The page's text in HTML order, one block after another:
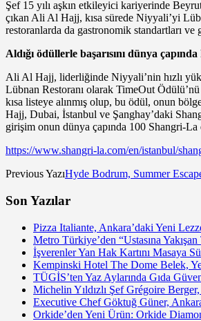
Şef 15 yılı aşkın etkileyici kariyerinde
çıkan Ali Al Hajj, kısa sürede Niyyali’yi
restoranlarda da gastronomik standartları
Aldığı ödüllerle başarısını dünya çapında
Ali Al Hajj, liderliğinde Niyyali’nin hızlı
Lübnan Restoranı olarak TimeOut
kısa listeye alınmış olup, bu ödül, onun
Hajj, Dubai, İstanbul ve Şanghay’daki
girişim onun dünya çapında 100 Shangri-
https://www.shangri-la.com/en/istanbul/
Previous YazıHyde Bodrum, Summer
Son Yazılar
Pizza Italiante, Ankara’daki Yeni
Metro Türkiye’den “Ustasına
İşverenler Yan Hak Kartını Masaya
Kempinski Hotel The Dome Belek,
TÜGİS’ten Yaz Aylarında Gıda
Michelin Yıldızlı Şef Grégoire
Executive Chef Göktuğ Güner,
Orkide’den Yeni Ürün: Orkide